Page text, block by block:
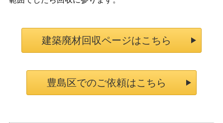
建築廃材回収ページはこちら
豊島区でのご依頼はこちら